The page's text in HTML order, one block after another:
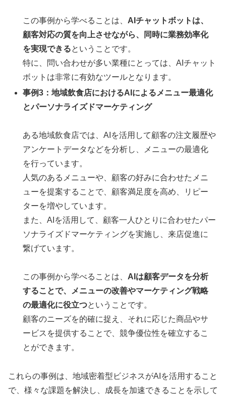
この事例から学べることは、 AIチャットボットは、
顧客対応の質を向上させながら、同時に業務効率化
を実現できるということです。
特に、問い合わせが多い業種にとっては、AIチャット
ボットは非常に有効なツールとなります。
事例3：地域飲食店におけるAIによるメニュー最適化
とパーソナライズドマーケティング
ある地域飲食店では、AIを活用して顧客の注文履歴や
アンケートデータなどを分析し、メニューの最適化
を行っています。
人気のあるメニューや、顧客の好みに合わせたメニ
ューを提案することで、顧客満足度を高め、リピー
ターを増やしています。
また、AIを活用して、顧客一人ひとりに合わせたパー
ソナライズドマーケティングを実施し、来店促進に
繋げています。
この事例から学べることは、 AIは顧客データを分析
することで、メニューの改善やマーケティング戦略
の最適化に役立つということです。
顧客のニーズを的確に捉え、それに応じた商品やサ
ービスを提供することで、競争優位性を確立するこ
とができます。
これらの事例は、地域密着型ビジネスがAIを活用すること
で、様々な課題を解決し、成長を加速できることを示して